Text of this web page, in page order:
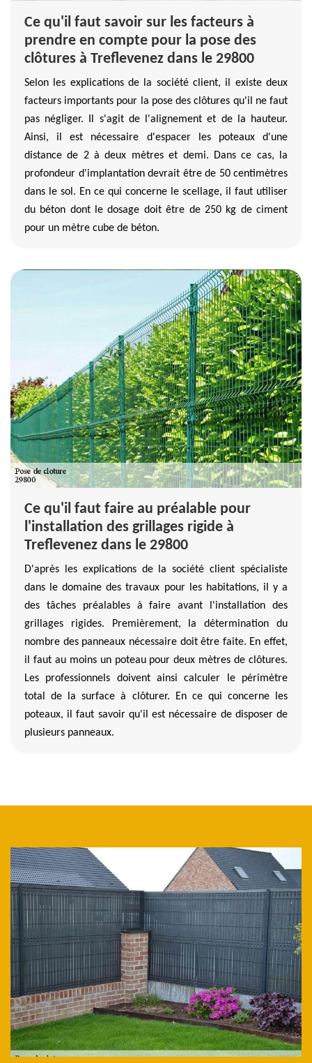
Ce qu'il faut savoir sur les facteurs à
prendre en compte pour la pose des
clôtures à Treflevenez dans le 29800
Selon les explications de la société client, il existe deux
facteurs importants pour la pose des clôtures qu'il ne faut
pas négliger. Il s'agit de l'alignement et de la hauteur.
Ainsi, il est nécessaire d'espacer les poteaux d'une
distance de 2 à deux mètres et demi. Dans ce cas, la
profondeur d'implantation devrait être de 50 centimètres
dans le sol. En ce qui concerne le scellage, il faut utiliser
du béton dont le dosage doit être de 250 kg de ciment
pour un mètre cube de béton.
Ce qu'il faut faire au préalable pour
l'installation des grillages rigide à
Treflevenez dans le 29800
D'après les explications de la société client spécialiste
dans le domaine des travaux pour les habitations, il y a
des tâches préalables à faire avant l'installation des
grillages rigides. Premièrement, la détermination du
nombre des panneaux nécessaire doit être faite. En effet,
il faut au moins un poteau pour deux mètres de clôtures.
Les professionnels doivent ainsi calculer le périmètre
total de la surface à clôturer. En ce qui concerne les
poteaux, il faut savoir qu'il est nécessaire de disposer de
plusieurs panneaux.